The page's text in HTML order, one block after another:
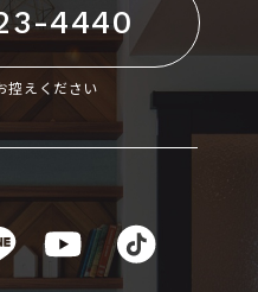
4440
控えください